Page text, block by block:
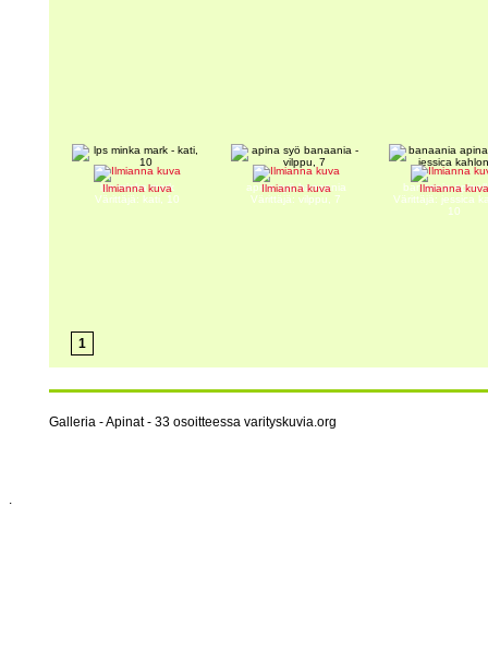
Ilmianna kuva
lps minka mark
Värittäjä: kati, 10
Ilmianna kuva
apina syö banaania
Värittäjä: vilppu, 7
Ilmianna
banaania
Värittäjä: jessica
10
1
Galleria - Apinat - 33 osoitteessa varityskuvia.org
.